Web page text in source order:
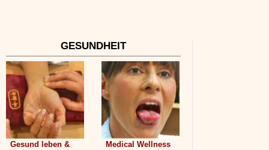
GESUNDHEIT
Gesund leben &
Medical Wellness